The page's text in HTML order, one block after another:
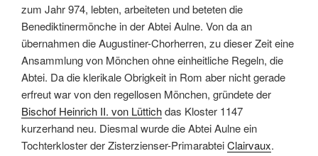
zum Jahr 974, lebten, arbeiteten und beteten die
Benediktinermönche in der Abtei Aulne. Von da an
übernahmen die Augustiner-Chorherren, zu dieser Zeit eine
Ansammlung von Mönchen ohne einheitliche Regeln, die
Abtei. Da die klerikale Obrigkeit in Rom aber nicht gerade
erfreut war von den regellosen Mönchen, gründete der
Bischof Heinrich II. von Lüttichdas Kloster 1147
kurzerhand neu. Diesmal wurde die Abtei Aulne ein
Tochterkloster der Zisterzienser-PrimarabteiClairvaux.